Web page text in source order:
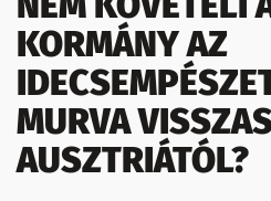
KORMÁNY AZ
MURVA
AUSZTRIÁTÓL?